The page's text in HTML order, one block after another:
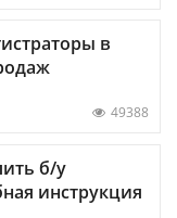
в
49388
б/у
инструкция